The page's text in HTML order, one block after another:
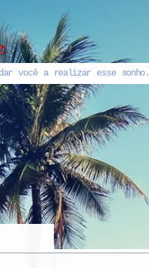
você a realizar esse sonho.